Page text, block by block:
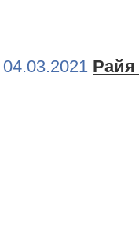
04.03.2021 Райя